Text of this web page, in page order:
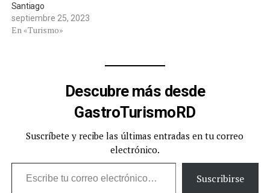
Santiago
septiembre 25, 2023
En «Turismo»
Descubre más desde
GastroTurismoRD
Suscríbete y recibe las últimas entradas en tu correo
electrónico.
Escribe tu correo electrónico…
Suscribirse